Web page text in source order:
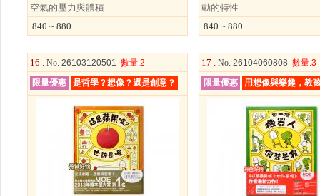
空氣的壓力與體積
840 ~ 880
動的特性
840 ~ 880
16 . No: 26103120501 數量:2
限量優惠
是哲學？想像？還是創意？
17 . No: 26104060808 數量:3
限量優惠
用想像與樂趣，教